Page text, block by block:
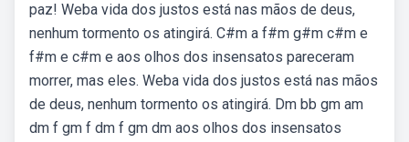
paz! Weba vida dos justos está nas mãos de deus,
nenhum tormento os atingirá. C#m a f#m g#m c#m e
f#m e c#m e aos olhos dos insensatos pareceram
morrer, mas eles. Weba vida dos justos está nas mãos
de deus, nenhum tormento os atingirá. Dm bb gm am
dm f gm f dm f gm dm aos olhos dos insensatos